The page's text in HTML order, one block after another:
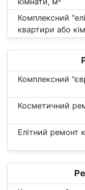
Комплексний
квартири або
Комплексний
Косметичний
Елітний ремонт